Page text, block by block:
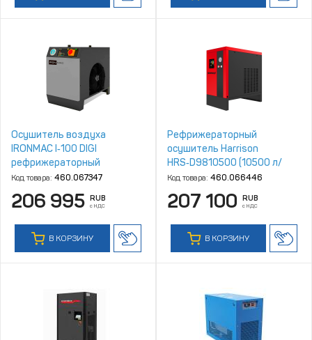
Осушитель воздуха
IRONMAC I‑100 DIGI
рефрижераторный
Код товара: 460.067347
206 995 RUB
с НДС
В КОРЗИНУ
Рефрижераторный
осушитель Harrison
HRS‑D9810500 (10500 л/
мин, 4‑10 бар)
Код товара: 460.066446
207 100 RUB
с НДС
В КОРЗИНУ